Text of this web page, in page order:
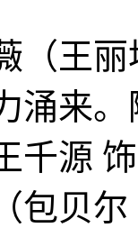
王丽
涌来
千源
包贝